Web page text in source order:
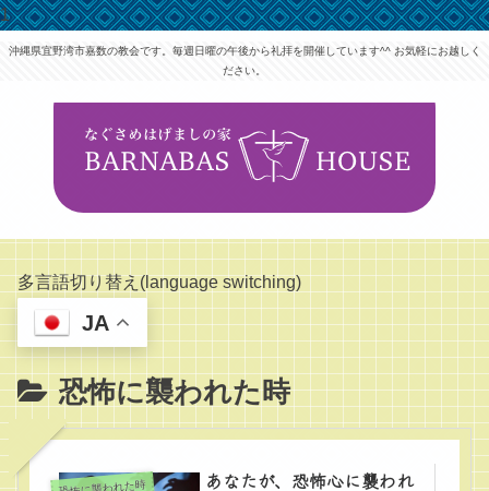
1
沖縄県宜野湾市嘉数の教会です。毎週日曜の午後から礼拝を開催しています^^ お気軽にお越しく
ださい。
多言語切り替え(language switching)
JA
恐怖に襲われた時
あなたが、恐怖心に襲われ